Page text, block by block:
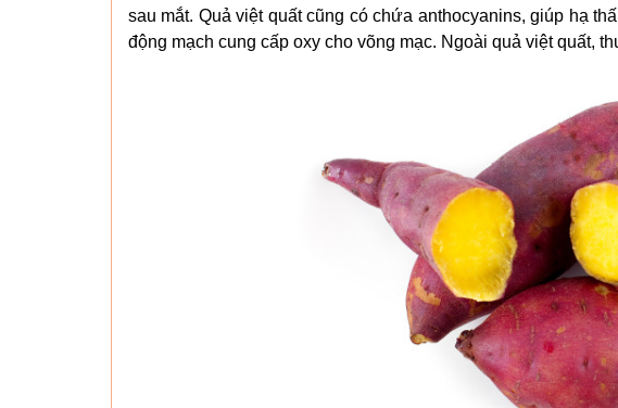
sau mắt. Quả việt quất cũng có chứa anthocyanins, giúp hạ
động mạch cung cấp oxy cho võng mạc. Ngoài quả việt quất,